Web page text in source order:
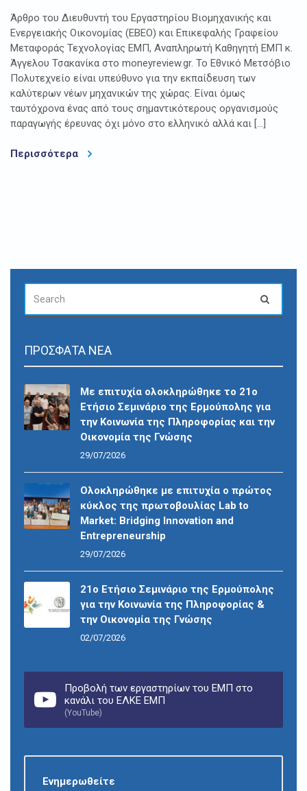
Άρθρο του Διευθυντή του Εργαστηρίου Βιομηχανικής και
Ενεργειακής Οικονομίας (ΕΒΕΟ) και Επικεφαλής Γραφείου
Μεταφοράς Τεχνολογίας ΕΜΠ, Αναπληρωτή Καθηγητή ΕΜΠ κ.
Άγγελου Τσακανίκα στο moneyreview.gr. Το Εθνικό Μετσόβιο
Πολυτεχνείο είναι υπεύθυνο για την εκπαίδευση των
καλύτερων νέων μηχανικών της χώρας. Είναι όμως
ταυτόχρονα ένας από τους σημαντικότερους οργανισμούς
παραγωγής έρευνας όχι μόνο στο ελληνικό αλλά και […]
Περισσότερα
SEARCH
FOR:
ΠΡΟΣΦΑΤΑ ΝΕΑ
Με επιτυχία ολοκληρώθηκε το 21ο
Ετήσιο Σεμινάριο της Ερμούπολης για
την Κοινωνία της Πληροφορίας και την
Οικονομία της Γνώσης
29/07/2026
Ολοκληρώθηκε με επιτυχία ο πρώτος
κύκλος της πρωτοβουλίας Lab to
Market: Bridging Innovation and
Entrepreneurship
29/07/2026
21ο Ετήσιο Σεμινάριο της Ερμούπολης
για την Κοινωνία της Πληροφορίας &
την Οικονομία της Γνώσης
02/07/2026
Προβολή των εργαστηρίων του ΕΜΠ στο
κανάλι του ΕΛΚΕ ΕΜΠ
(YouTube)
Ενημερωθείτε